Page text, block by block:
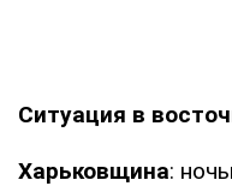
Ситуация в
Харьковщина: